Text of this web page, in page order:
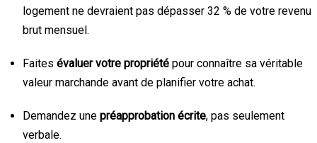
logement ne devraient pas dépasser 32 % de votre revenu
brut mensuel.
Faites évaluer votre propriété pour connaître sa véritable
valeur marchande avant de planifier votre achat.
Demandez une préapprobation écrite, pas seulement
verbale.